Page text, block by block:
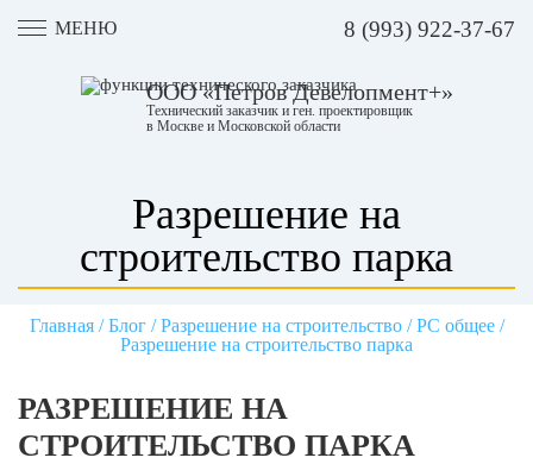
ООО «Петров Девелопмент+»
Технический заказчик и ген. проектировщик
в Москве и Московской области
МЕНЮ 8 (993) 922-37-67
Разрешение на
строительство парка
Главная/Блог/Разрешение на строительство/РС общее/
Разрешение на строительство парка
РАЗРЕШЕНИЕ НА
СТРОИТЕЛЬСТВО ПАРКА